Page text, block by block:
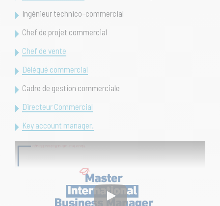
Ingénieur technico-commercial
Chef de projet commercial
Chef de vente
Délégué commercial
Cadre de gestion commerciale
Directeur Commercial
Key account manager.